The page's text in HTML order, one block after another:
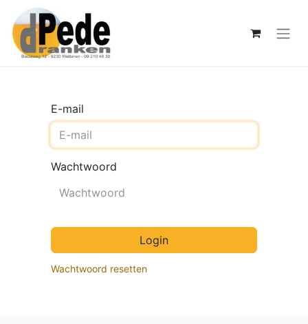
E-mail
Wachtwoord
Login
Wachtwoord resetten